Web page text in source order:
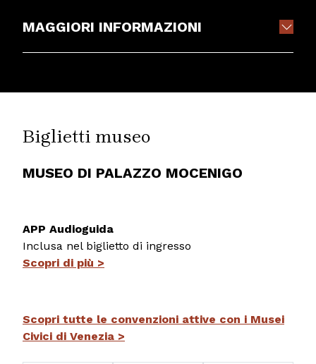
MAGGIORI INFORMAZIONI
Biglietti museo
MUSEO DI PALAZZO MOCENIGO
APP Audioguida
Inclusa nel biglietto di ingresso
Scopri di più >
Scopri tutte le convenzioni attive con i Musei
Civici di Venezia >